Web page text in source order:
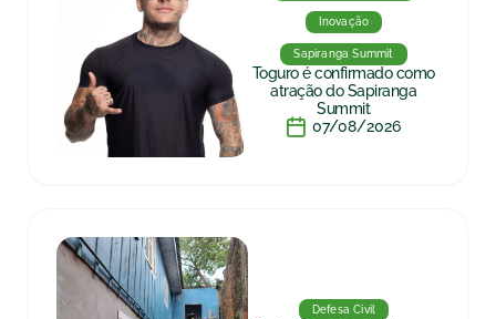
Inovação
Sapiranga Summit
Toguro é confirmado como
atração do Sapiranga
Summit
07/08/2026
Defesa Civil